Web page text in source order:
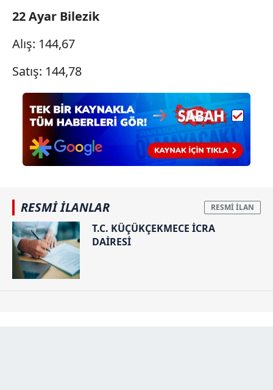
22 Ayar Bilezik
Alış: 144,67
Satış: 144,78
RESMİ İLANLAR
T.C. KÜÇÜKÇEKMECE İCRA
DAİRESİ